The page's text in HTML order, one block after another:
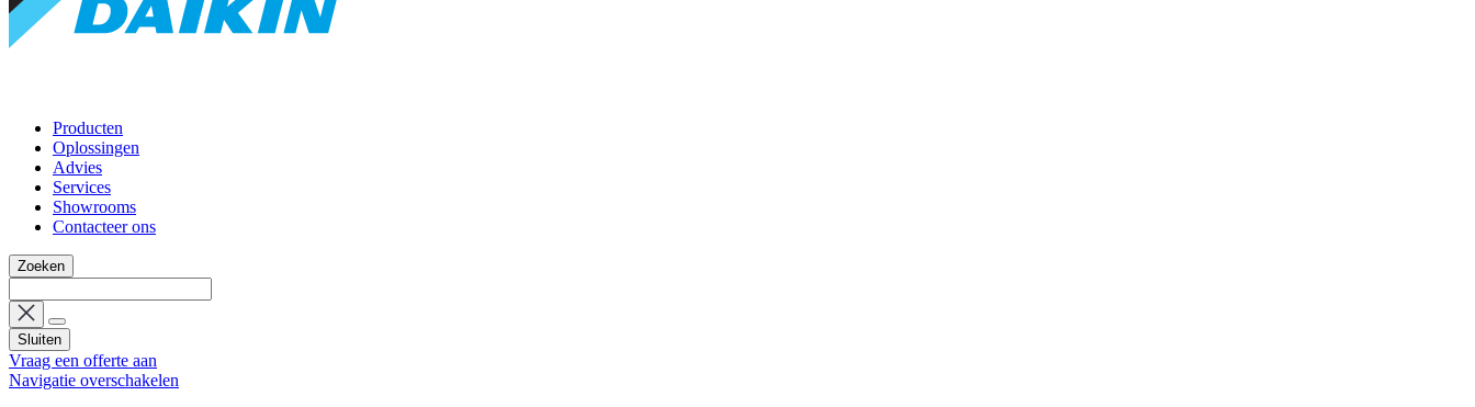
Producten
Oplossingen
Advies
Services
Showrooms
Contacteer ons
Zoeken
Sluiten
Vraag een offerte aan
Navigatie overschakelen